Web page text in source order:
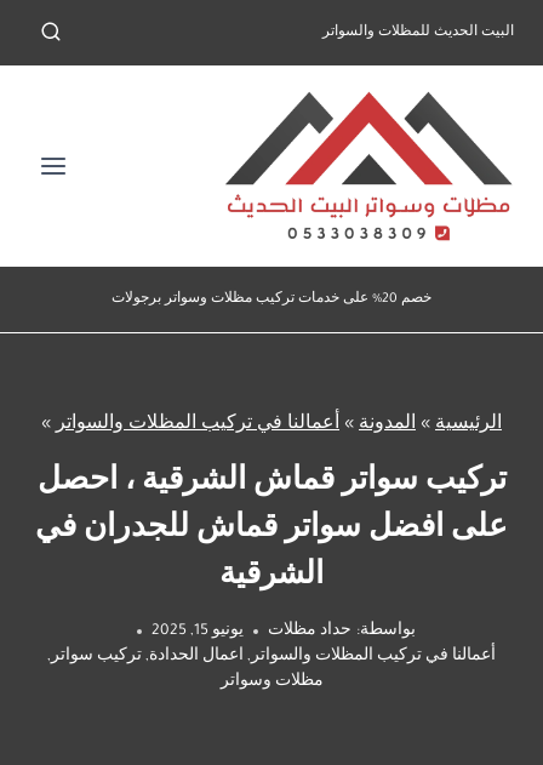
البيت الحديث للمظلات والسواتر
خصم 20% على خدمات تركيب مظلات وسواتر برجولات
الرئيسية » المدونة » أعمالنا في تركيب المظلات والسواتر »
تركيب سواتر قماش الشرقية ، احصل
على افضل سواتر قماش للجدران في
الشرقية
بواسطة: حداد مظلات
يونيو 15, 2025
أعمالنا في تركيب المظلات والسواتر , اعمال الحدادة, تركيب سواتر ,
مظلات وسواتر